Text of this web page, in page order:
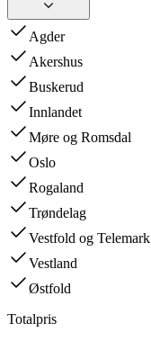
Agder
Akershus
Buskerud
Innlandet
Møre og Romsdal
Oslo
Rogaland
Trøndelag
Vestfold og Telemark
Vestland
Østfold
Totalpris